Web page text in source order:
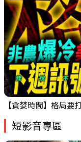
短影音專區